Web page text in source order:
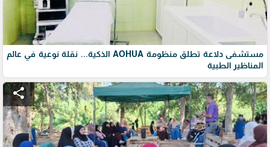
مستشفى دلاعة تطلق منظومة AOHUA الذكية... نقلة نوعية في عالم
المناظير الطبية
share